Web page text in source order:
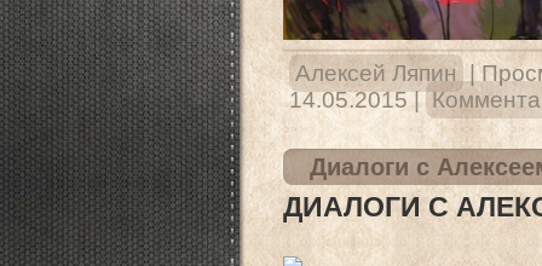
Алексей Ляпин |
14.05.2015 |
Диалоги с
ДИАЛОГИ С